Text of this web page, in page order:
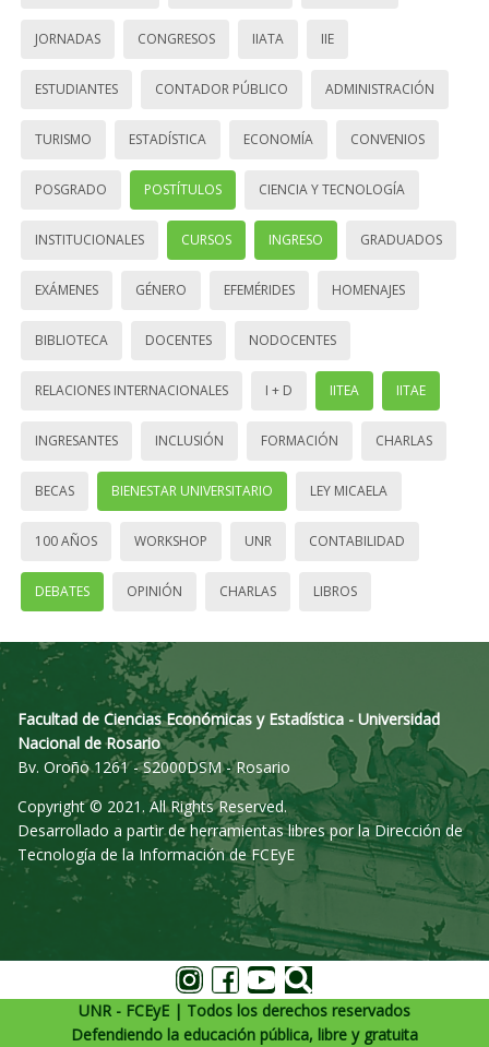
JORNADAS CONGRESOS IIATA IIE
ESTUDIANTES CONTADOR PÚBLICO ADMINISTRACIÓN
TURISMO ESTADÍSTICA ECONOMÍA CONVENIOS
POSGRADO POSTÍTULOS CIENCIA Y TECNOLOGÍA
INSTITUCIONALES CURSOS INGRESO GRADUADOS
EXÁMENES GÉNERO EFEMÉRIDES HOMENAJES
BIBLIOTECA DOCENTES NODOCENTES
RELACIONES INTERNACIONALES I + D IITEA IITAE
INGRESANTES INCLUSIÓN FORMACIÓN CHARLAS
BECAS BIENESTAR UNIVERSITARIO LEY MICAELA
100 AÑOS WORKSHOP UNR CONTABILIDAD
DEBATES OPINIÓN CHARLAS LIBROS
Facultad de Ciencias Económicas y Estadística - Universidad
Nacional de Rosario
Bv. Oroño 1261 - S2000DSM - Rosario
Copyright © 2021. All Rights Reserved.
Desarrollado a partir de herramientas libres por la Dirección de
Tecnología de la Información de FCEyE
UNR - FCEyE | Todos los derechos reservados
Defendiendo la educación pública, libre y gratuita